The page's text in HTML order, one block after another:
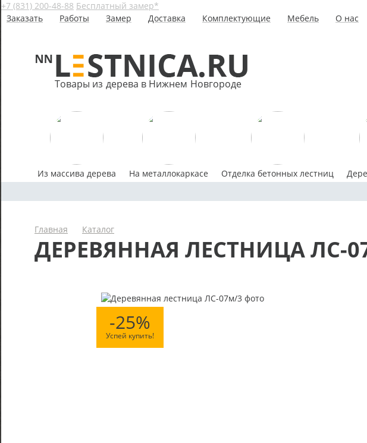
+7 (831) 200-48-88 Бесплатный замер*
Товары из дерева в Нижнем Новгороде
Заказать Работы Замер Доставка Комплектующие Мебель О нас
Из массива дерева На металлокаркасе Отделка бетонных лестниц
Главная Каталог
ДЕРЕВЯННАЯ ЛЕСТНИЦА ЛС-
-25%
Успей купить!